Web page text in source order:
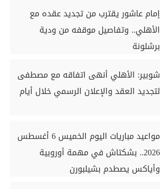
إمام عاشور يقترب من تجديد عقده مع
الأهلي.. وتفاصيل موقفه من ودية
برشلونة
شوبير: الأهلي أنهى اتفاقه مع مصطفى
لتجديد العقد والإعلان الرسمي خلال أيام
مواعيد مباريات اليوم الخميس 6 أغسطس
2026.. بشكتاش في مهمة أوروبية
وأياكس يصطدم بشيلبورن